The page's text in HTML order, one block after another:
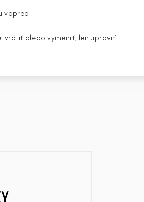
vopred
vrátiť alebo vymeniť, len upraviť